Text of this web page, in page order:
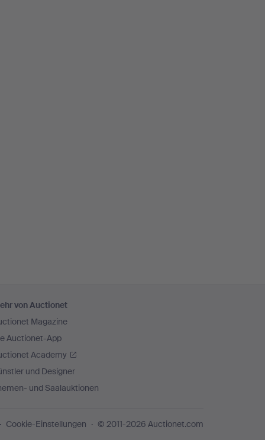
von Auctionet
Magazine
Auctionet-App
Academy
und Designer
und Saalauktionen
Cookie-Einstellungen © 2011-2026 Auctionet.com